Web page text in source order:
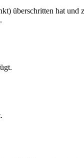
überschritten hat